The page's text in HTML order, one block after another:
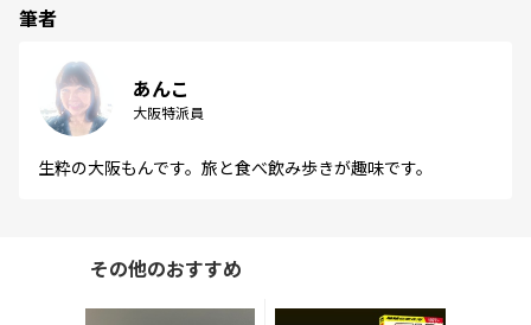
筆者
あんこ
大阪特派員
生粋の大阪もんです。旅と食べ飲み歩きが趣味です。
その他のおすすめ